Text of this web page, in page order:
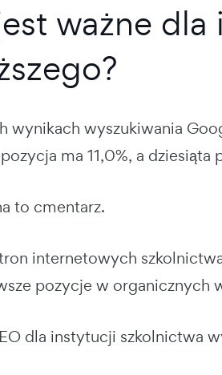
ważne
wynikach wyszukiwania
ma 11,0%, a
to cmentarz.
internetowych
pozycje w organicznych
dla instytucji szkolnictwa